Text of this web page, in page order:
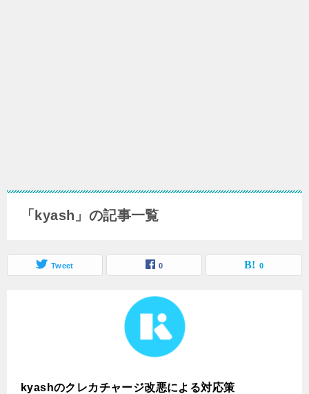
「kyash」の記事一覧
Tweet 0 0
kyashのクレカチャージ改悪による対応策